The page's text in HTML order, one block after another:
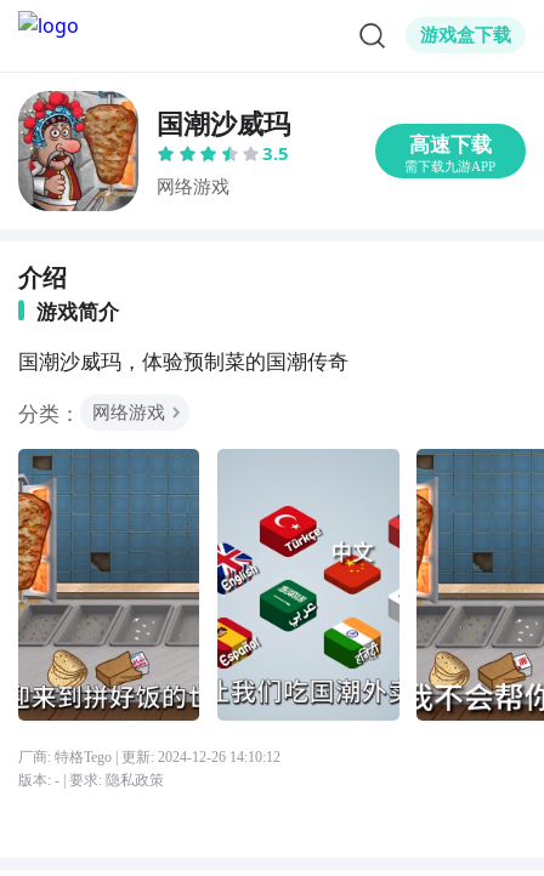
游戏盒下载
国潮沙威玛
3.5
网络游戏
介绍
游戏简介
国潮沙威玛，体验预制菜的国潮传奇
分类：
网络游戏
厂商: 特格Tego| 更新: 2024-12-26 14:10:12
版本: -| 要求: 隐私政策